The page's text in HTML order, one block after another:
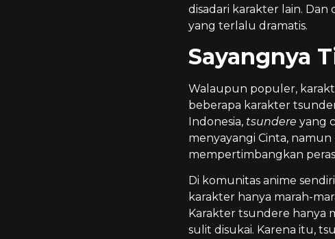
disadari karakter lain.
yang terlalu dramatis.
Sayangnya
Walaupun populer,
beberapa karakter
Indonesia, tsundere yang
menyayangi Cinta,
mempertimbangkan
Di komunitas anime
karakter hanya marah-
Karakter tsundere hanya
sulit disukai. Karena itu,